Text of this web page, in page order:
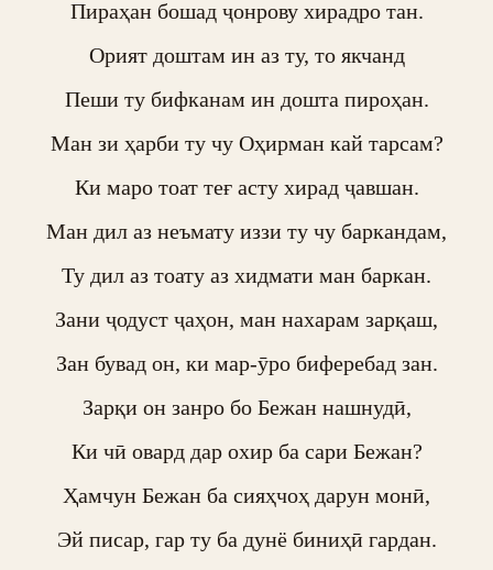
Пираҳан бошад ҷонрову хирадро тан.
Орият доштам ин аз ту, то якчанд
Пеши ту бифканам ин дошта пироҳан.
Ман зи ҳарби ту чу Оҳирман кай тарсам?
Ки маро тоат теғ асту хирад ҷавшан.
Ман дил аз неъмату иззи ту чу баркандам,
Ту дил аз тоату аз хидмати ман баркан.
Зани ҷодуст ҷаҳон, ман нахарам зарқаш,
Зан бувад он, ки мар-ӯро биферебад зан.
Зарқи он занро бо Бежан нашнудӣ,
Ки чӣ овард дар охир ба сари Бежан?
Ҳамчун Бежан ба сияҳчоҳ дарун монӣ,
Эй писар, гар ту ба дунё биниҳӣ гардан.